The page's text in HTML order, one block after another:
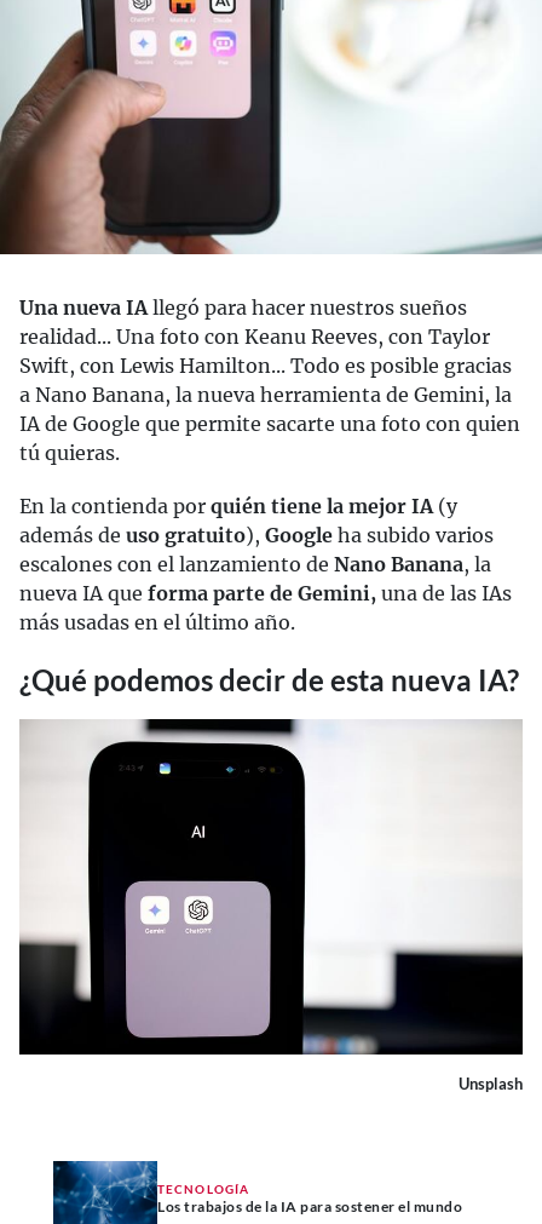
Una nueva IAllegó para hacer nuestros sueños
realidad... Una foto con Keanu Reeves, con Taylor
Swift, con Lewis Hamilton... Todo es posible gracias
a Nano Banana, la nueva herramienta de Gemini, la
IA de Google que permite sacarte una foto con quien
tú quieras.
En la contienda por quién tiene la mejor IA(y
además de uso gratuito), Google ha subido varios
escalones con el lanzamiento de Nano Banana, la
nueva IA que forma parte de Gemini, una de las IAs
más usadas en el último año.
¿Qué podemos decir de esta nueva IA?
Unsplash
TECNOLOGÍA
Los trabajos de la IA para sostener el mundo